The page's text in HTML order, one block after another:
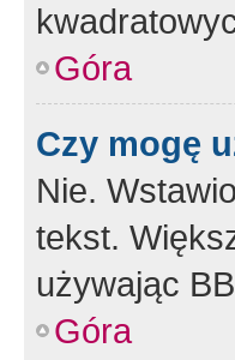
Góra
Czy mogę
Nie.
tekst.
używając
Góra